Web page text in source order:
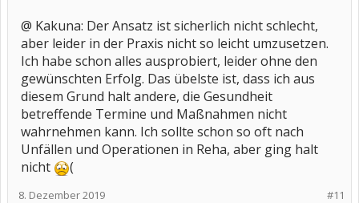
@ Kakuna: Der Ansatz ist sicherlich nicht schlecht,
aber leider in der Praxis nicht so leicht umzusetzen.
Ich habe schon alles ausprobiert, leider ohne den
gewünschten Erfolg. Das übelste ist, dass ich aus
diesem Grund halt andere, die Gesundheit
betreffende Termine und Maßnahmen nicht
wahrnehmen kann. Ich sollte schon so oft nach
Unfällen und Operationen in Reha, aber ging halt
nicht
(
#11
8. Dezember 2019